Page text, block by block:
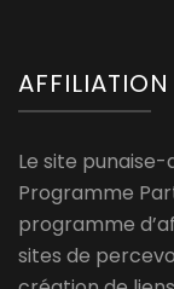
AFFILIATION
Le site
Programme
programme
sites de